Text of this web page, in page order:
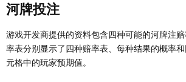
河牌投注
游戏开发商提供的资料包含四种可能的河牌注
率表分别显示了四种赔率表、每种结果的概率
元格中的玩家预期值。